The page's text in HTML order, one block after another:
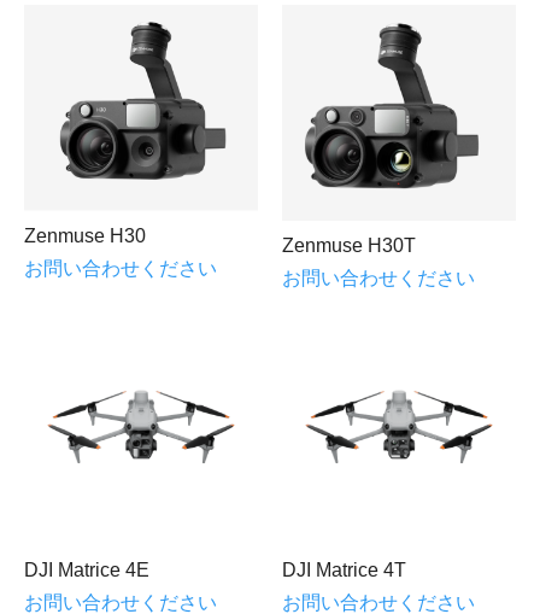
Zenmuse H30
お問い合わせください
Zenmuse H30T
お問い合わせください
DJI Matrice 4E
お問い合わせください
DJI Matrice 4T
お問い合わせください